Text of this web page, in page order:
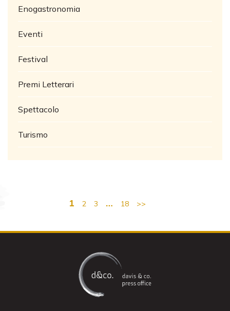
Enogastronomia
Eventi
Festival
Premi Letterari
Spettacolo
Turismo
1 2 3 … 18 >>